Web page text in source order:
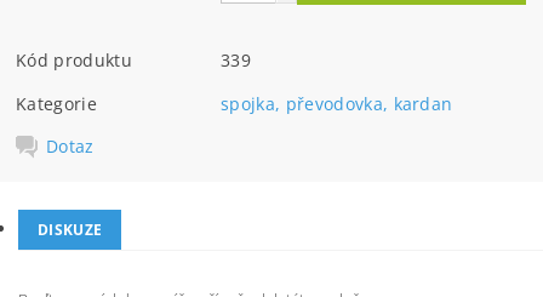
Kód produktu
339
Kategorie
spojka, převodovka, kardan
Dotaz
DISKUZE